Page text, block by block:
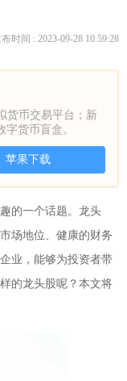
布时间 : 2023-09-28 10:59:28
货币交易平台；新
货币盲盒。
苹果下载
的一个话题。龙头
场地位、健康的财务
业，能够为投资者带
的龙头股呢？本文将